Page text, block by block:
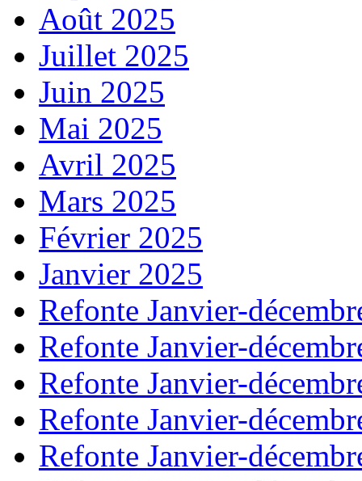
Août 2025
Juillet 2025
Juin 2025
Mai 2025
Avril 2025
Mars 2025
Février 2025
Janvier 2025
Refonte Janvier-
Refonte Janvier-
Refonte Janvier-
Refonte Janvier-
Refonte Janvier-